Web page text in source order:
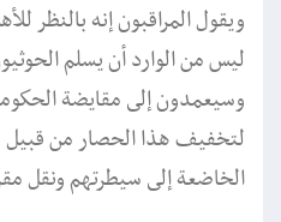
ويقول المراقبون إنه بالنظر
ليس من الوارد أن يسلم
وسيعمدون إلى مقايضة
لتخفيف هذا الحصار من
الخاضعة إلى سيطرتهم ونقل